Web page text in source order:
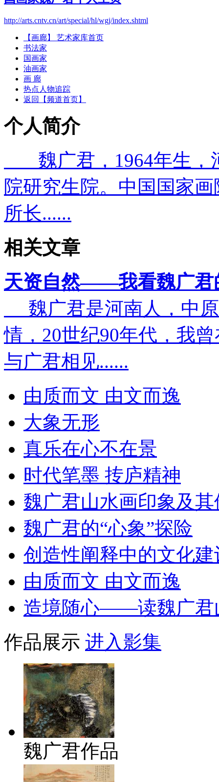
http://arts.cntv.cn/art/special/hl/wgj/index.shtml
【画廊】 艺术家库首页
书法家
国画家
油画家
画 廊
热点人物追踪
返回【频道首页】
个人简介
魏广君，1964年生，
院研究生院。中国国家
所长......
相关文章
天资自然——我看魏广君
魏广君是河南人，中
情，20世纪90年代，我
与广君相见......
由质而文 由文而逸
大象无形
真乐在心不在景
时代笔墨 抟庐精神
魏广君山水画印象及其
魏广君的“心象”探险
创造性阐释中的文化建
由质而文 由文而逸
造境随心——读魏广君
作品展示 进入影集
魏广君作品